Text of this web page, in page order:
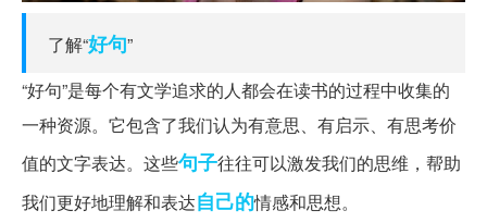
了解“好句”
“好句”是每个有文学追求的人都会在读书的过程中收集的
一种资源。它包含了我们认为有意思、有启示、有思考价
值的文字表达。这些句子往往可以激发我们的思维，帮助
我们更好地理解和表达自己的情感和思想。